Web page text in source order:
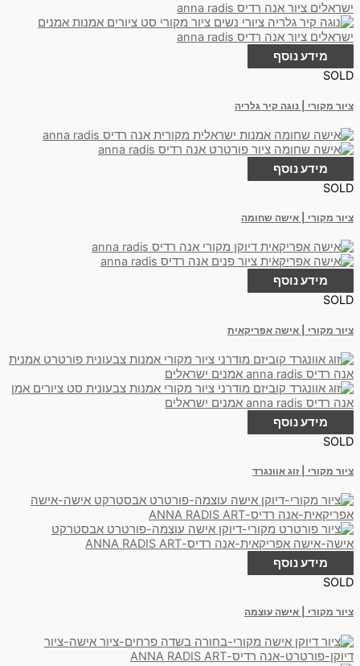
מידע נוסף
SOLD
ציור מקורי | נוגה קיר גלריה
מידע נוסף
SOLD
ציור מקורי | אישה שחומה
מידע נוסף
SOLD
ציור מקורי | אישה אפריקאית
מידע נוסף
SOLD
ציור מקורי | זוג אוונגרד
מידע נוסף
SOLD
ציור מקורי | אישה עוצמה